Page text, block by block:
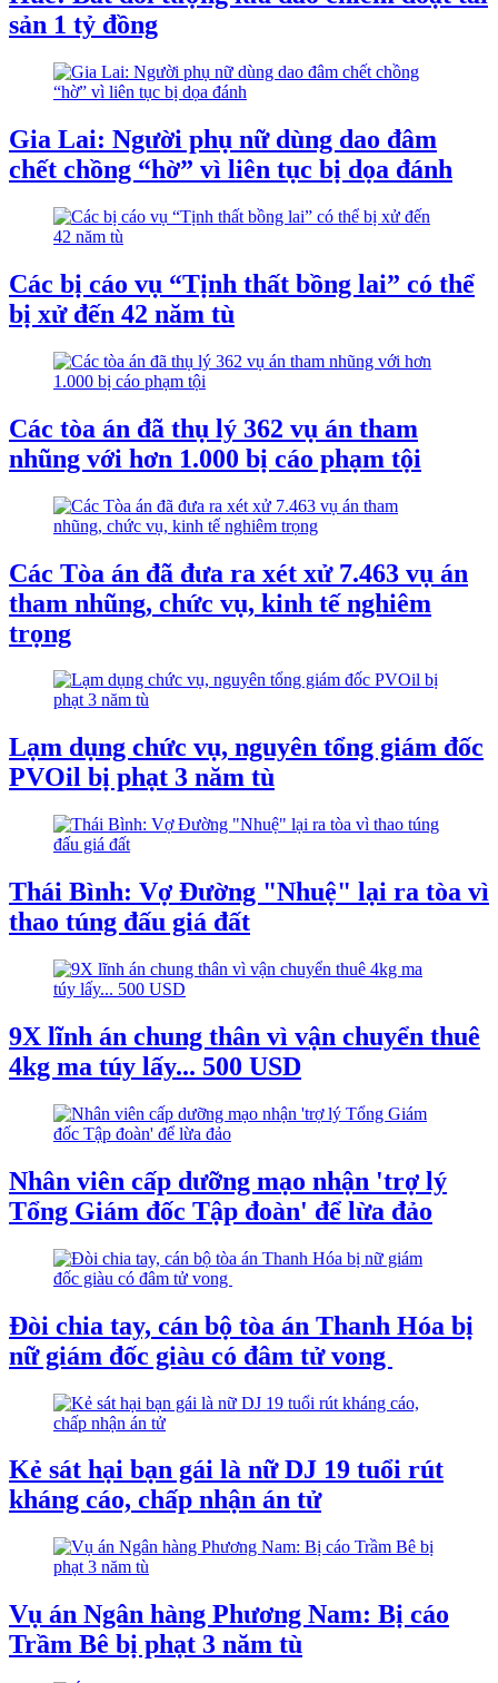
sản 1 tỷ đồng
Gia Lai: Người phụ nữ dùng dao đâm
chết chồng “hờ” vì liên tục bị dọa đánh
Các bị cáo vụ “Tịnh thất bồng lai” có thể
bị xử đến 42 năm tù
Các tòa án đã thụ lý 362 vụ án tham
nhũng với hơn 1.000 bị cáo phạm tội
Các Tòa án đã đưa ra xét xử 7.463 vụ án
tham nhũng, chức vụ, kinh tế nghiêm
trọng
Lạm dụng chức vụ, nguyên tổng giám đốc
PVOil bị phạt 3 năm tù
Thái Bình: Vợ Đường "Nhuệ" lại ra tòa vì
thao túng đấu giá đất
9X lĩnh án chung thân vì vận chuyển thuê
4kg ma túy lấy... 500 USD
Nhân viên cấp dưỡng mạo nhận 'trợ lý
Tổng Giám đốc Tập đoàn' để lừa đảo
Đòi chia tay, cán bộ tòa án Thanh Hóa bị
nữ giám đốc giàu có đâm tử vong
Kẻ sát hại bạn gái là nữ DJ 19 tuổi rút
kháng cáo, chấp nhận án tử
Vụ án Ngân hàng Phương Nam: Bị cáo
Trầm Bê bị phạt 3 năm tù